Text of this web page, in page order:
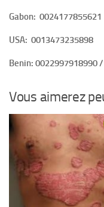
Gabon: 0024177855621
USA: 0013473235898
Benin: 0022997918990
Vous aimerez